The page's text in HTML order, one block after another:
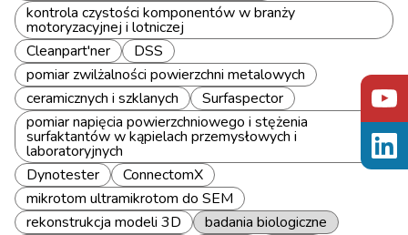
kontrola czystości komponentów w branży
motoryzacyjnej i lotniczej
Cleanpart'ner
DSS
pomiar zwilżalności powierzchni metalowych
ceramicznych i szklanych
Surfaspector
pomiar napięcia powierzchniowego i stężenia
surfaktantów w kąpielach przemysłowych i
laboratoryjnych
Dynotester
ConnectomX
mikrotom ultramikrotom do SEM
rekonstrukcja modeli 3D
badania biologiczne